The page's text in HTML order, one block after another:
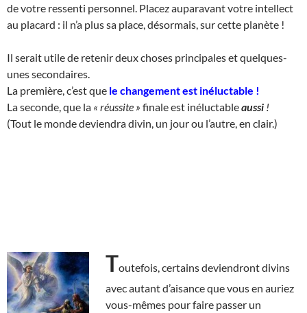
de votre ressenti personnel. Placez auparavant votre intellect
au placard : il n’a plus sa place, désormais, sur cette planète !
Il serait utile de retenir deux choses principales et quelques-
unes secondaires.
La première, c’est que le changement est inéluctable !
La seconde, que la « réussite » finale est inéluctableaussi !
(Tout le monde deviendra divin, un jour ou l’autre, en clair.)
Toutefois, certains deviendront divins
avec autant d’aisance que vous en auriez
vous-mêmes pour faire passer un